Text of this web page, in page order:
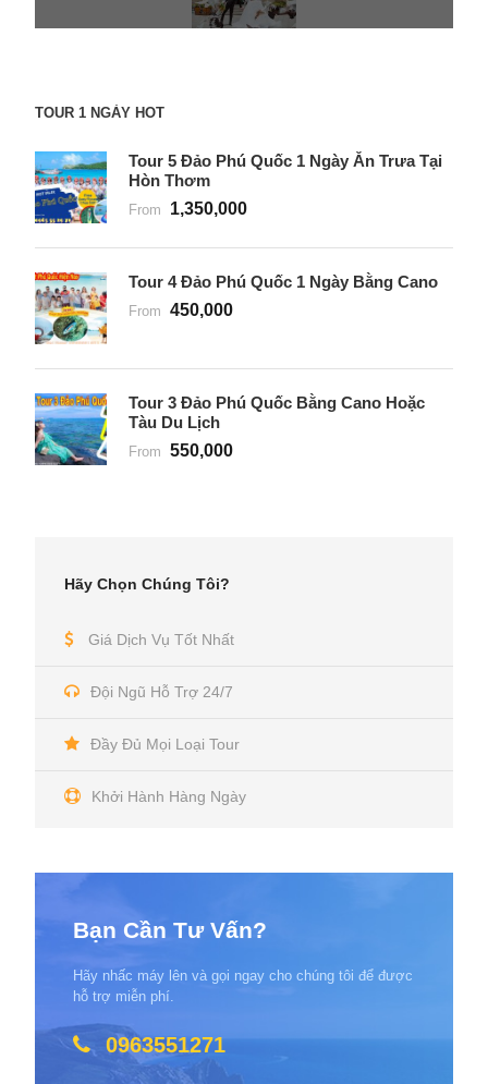
TOUR 1 NGÀY HOT
Tour 5 Đảo Phú Quốc 1 Ngày Ăn Trưa Tại
Hòn Thơm
From 1,350,000
Tour 4 Đảo Phú Quốc 1 Ngày Bằng Cano
From 450,000
Tour 3 Đảo Phú Quốc Bằng Cano Hoặc
Tàu Du Lịch
From 550,000
Hãy Chọn Chúng Tôi?
Giá Dịch Vụ Tốt Nhất
Đội Ngũ Hỗ Trợ 24/7
Đầy Đủ Mọi Loại Tour
Khởi Hành Hàng Ngày
Bạn Cần Tư Vấn?
Hãy nhấc máy lên và gọi ngay cho chúng tôi để được
hỗ trợ miễn phí.
0963551271